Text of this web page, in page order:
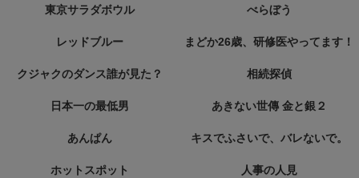
東京サラダボウル べらぼう
レッドブルー まどか26歳、研修医やってます！
クジャクのダンス誰が見た？ 相続探偵
日本一の最低男 あきない世傳 金と銀２
あんぱん キスでふさいで、バレないで。
ホットスポット 人事の人見